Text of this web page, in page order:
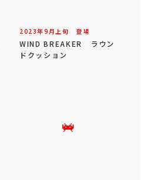
2023年9 月 上旬 登場
WIND BREAKER ラウン
ドクッション